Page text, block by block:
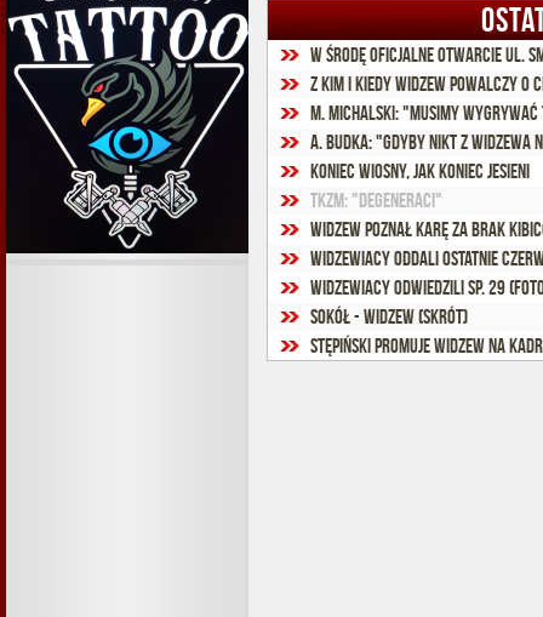
W środę oficjalne otwarcie ul.
Z kim i kiedy Widzew powalczy o
M. Michalski: "Musimy
A. Budka: "Gdyby nikt z Widzewa
Koniec wiosny, jak koniec jesieni
TKzM: "Degeneraci"
Widzew poznał karę za brak
Widzewiacy oddali ostatnie
Widzewiacy odwiedzili SP. 29
Sokół - Widzew (skrót)
Stępiński promuje Widzew na